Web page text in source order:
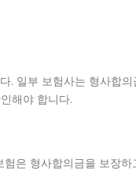
. 일부 보험사는 형사합의
해야 합니다.
은 형사합의금을 보장하